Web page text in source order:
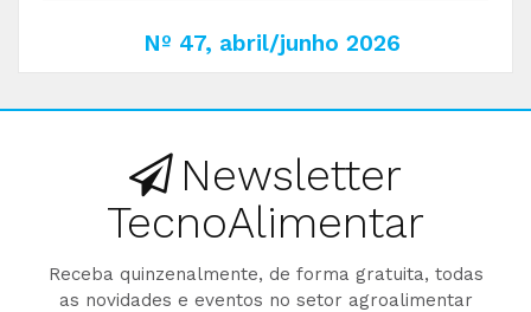
Nº 47, abril/junho 2026
Newsletter
TecnoAlimentar
Receba quinzenalmente, de forma gratuita, todas
as novidades e eventos no setor agroalimentar